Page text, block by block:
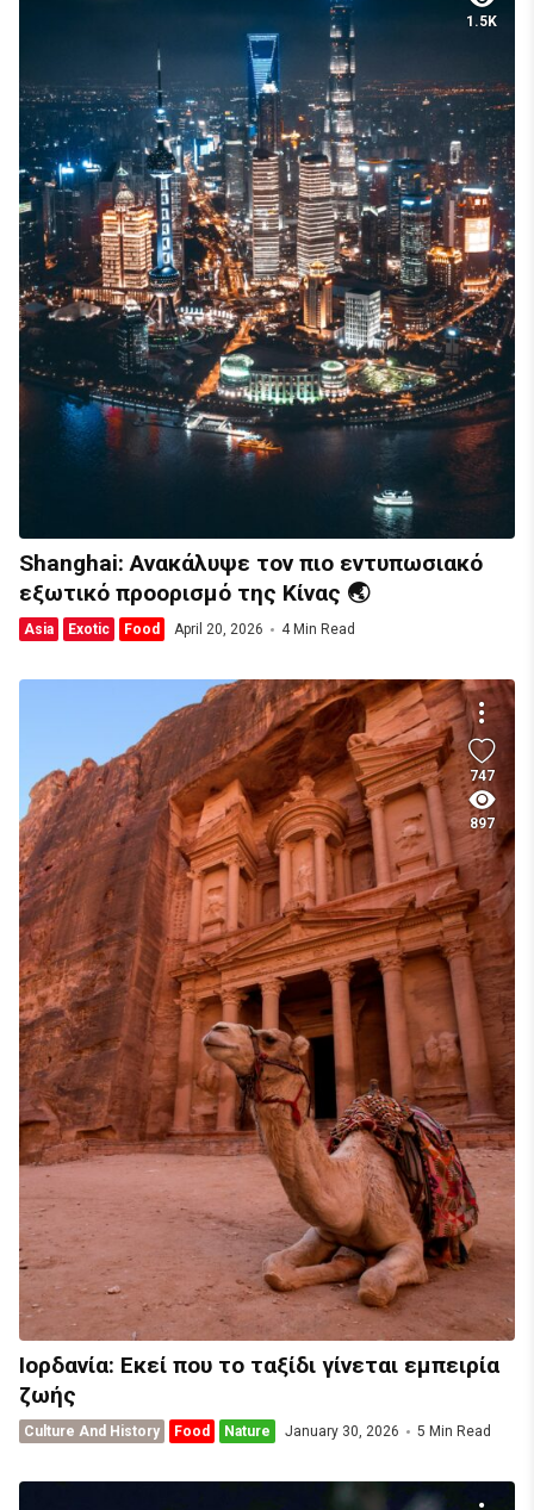
1.5K
Shanghai: Ανακάλυψε τον πιο εντυπωσιακό
εξωτικό προορισμό της Κίνας 🌏
Asia Exotic Food April 20, 2026 4 Min Read
747
897
Ιορδανία: Εκεί που το ταξίδι γίνεται εμπειρία
ζωής
Culture And History Food Nature January 30, 2026 5 Min Read